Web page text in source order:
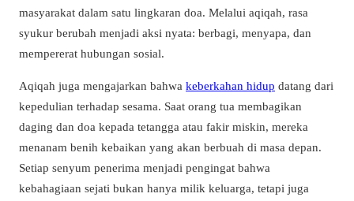
masyarakat dalam satu lingkaran doa. Melalui aqiqah, rasa
syukur berubah menjadi aksi nyata: berbagi, menyapa, dan
mempererat hubungan sosial.
Aqiqah juga mengajarkan bahwa keberkahan hidup datang dari
kepedulian terhadap sesama. Saat orang tua membagikan
daging dan doa kepada tetangga atau fakir miskin, mereka
menanam benih kebaikan yang akan berbuah di masa depan.
Setiap senyum penerima menjadi pengingat bahwa
kebahagiaan sejati bukan hanya milik keluarga, tetapi juga